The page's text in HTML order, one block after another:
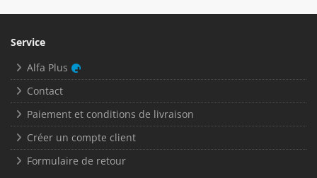
Service
Alfa Plus
Contact
Paiement et conditions de livraison
Créer un compte client
Formulaire de retour